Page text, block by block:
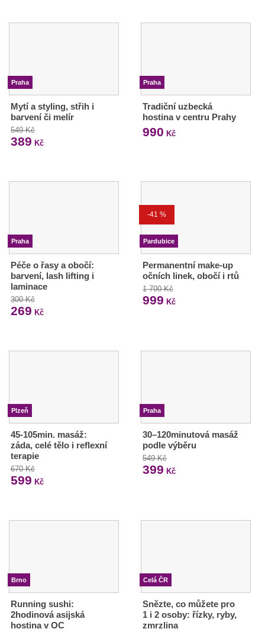
Praha
Mytí a styling, střih i
barvení či melír
549 Kč
389 Kč
Praha
Tradiční uzbecká
hostina v centru Prahy
990 Kč
Praha
Péče o řasy a obočí:
barvení, lash lifting i
laminace
300 Kč
269 Kč
-41 %
Pardubice
Permanentní make-up
očních linek, obočí i rtů
1 700 Kč
999 Kč
Plzeň
45-105min. masáž:
záda, celé tělo i reflexní
terapie
670 Kč
599 Kč
Praha
30–120minutová masáž
podle výběru
549 Kč
399 Kč
Brno
Running sushi:
2hodinová asijská
hostina v OC
Celá ČR
Snězte, co můžete pro
1 i 2 osoby: řízky, ryby,
zmrzlina